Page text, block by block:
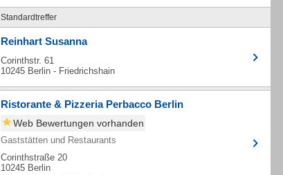
Standardtreffer
Reinhart Susanna
Corinthstr. 61
10245 Berlin - Friedrichshain
Ristorante & Pizzeria Perbacco Berlin
Web Bewertungen vorhanden
Gaststätten und Restaurants
Corinthstraße 20
10245 Berlin